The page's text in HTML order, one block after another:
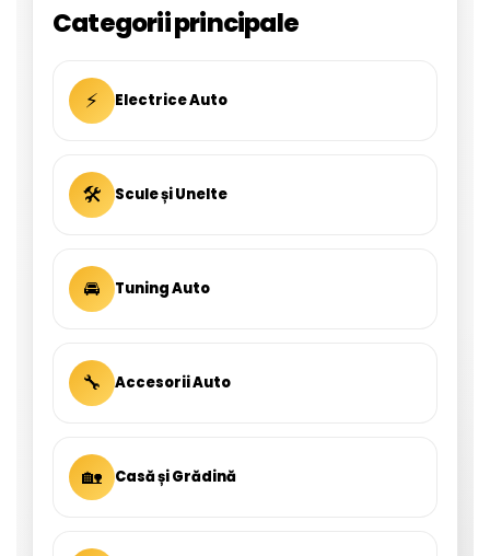
Categorii principale
⚡ Electrice Auto
🛠 Scule și Unelte
🚘 Tuning Auto
🔧 Accesorii Auto
🏡 Casă și Grădină